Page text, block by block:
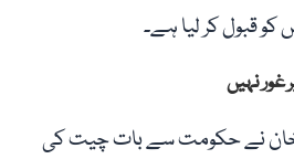
قبول کر لیا ہے۔
غور نہیں
خان نے حکومت سے بات چیت کی